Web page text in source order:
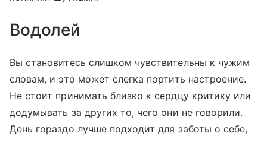
Водолей
Вы становитесь слишком чувствительны к чужим
словам, и это может слегка портить настроение.
Не стоит принимать близко к сердцу критику или
додумывать за других то, чего они не говорили.
День гораздо лучше подходит для заботы о себе,